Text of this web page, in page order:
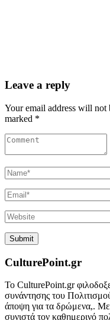
Leave a reply
Your email address will not
marked *
CulturePoint.gr
Το CulturePoint.gr
συνάντησης του
άποψη για τα δρώμενα,. Με
συνιστά τον καθημερινό